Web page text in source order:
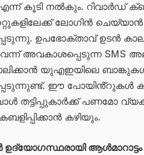
എന്ന് കൂടി നൽകും. റിവാർഡ്
ലോഗിൻ
ഉപഭോക്താവ് ഉടൻ
അവകാശപ്പെടുന്ന SMS
യുഎഇയിലെ
ഈ പോയിൻ്റുകൾ
തട്ടിപ്പുകാർക്ക് പണമോ
കഴിയും.
ഉദ്യോഗസ്ഥരായി